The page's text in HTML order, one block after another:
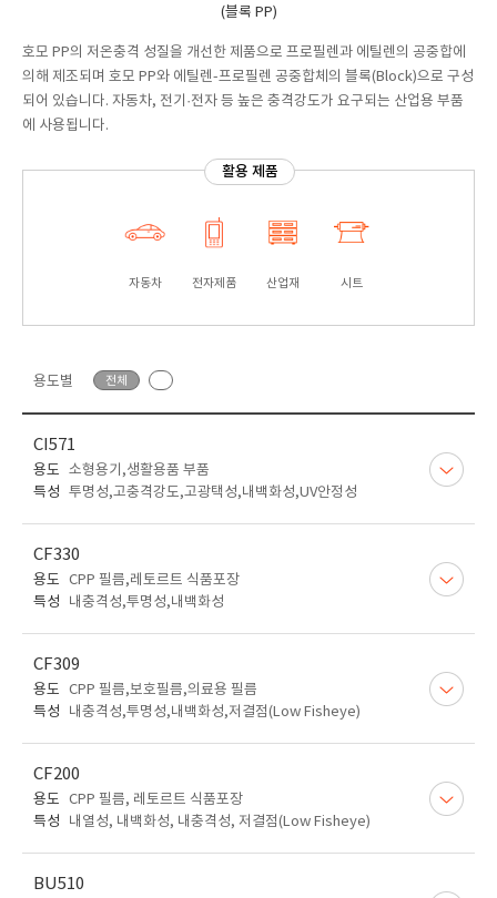
(블록 PP)
호모 PP의 저온충격 성질을 개선한 제품으로 프로필렌과 에틸렌의 공중합에
의해 제조되며 호모 PP와 에틸렌-프로필렌 공중합체의 블록(Block)으로 구성
되어 있습니다. 자동차, 전기·전자 등 높은 충격강도가 요구되는 산업용 부품
에 사용됩니다.
활용 제품
자동차 전자제품 산업재 시트
용도별 전체
CI571
용도 소형용기,생활용품 부품
특성 투명성,고충격강도,고광택성,내백화성,UV안정성
CF330
용도 CPP 필름,레토르트 식품포장
특성
내충격성,투명성,내백화성
CF309
용도 CPP 필름,보호필름,의료용 필름
특성
내충격성,투명성,내백화성,저결점(Low Fisheye)
CF200
용도 CPP 필름, 레토르트 식품포장
특성
내열성, 내백화성, 내충격성, 저결점(Low Fisheye)
BU510